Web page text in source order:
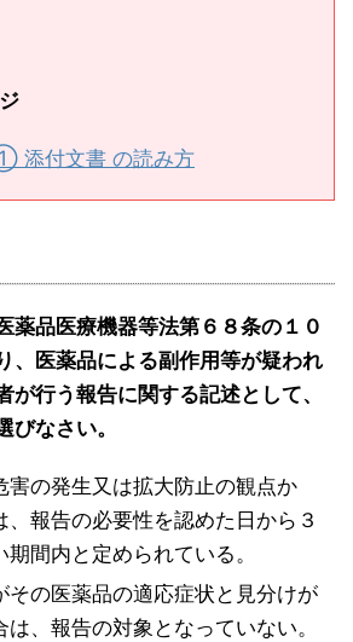
添付文書 の読み方
薬品医療機器等法第６８条の１０
、医薬品による副作用等が疑われ
が行う報告に関する記述として、
びなさい。
害の発生又は拡大防止の観点か
、報告の必要性を認めた日から３
期間内と定められている。
その医薬品の適応症状と見分けが
、報告の対象となっていない。